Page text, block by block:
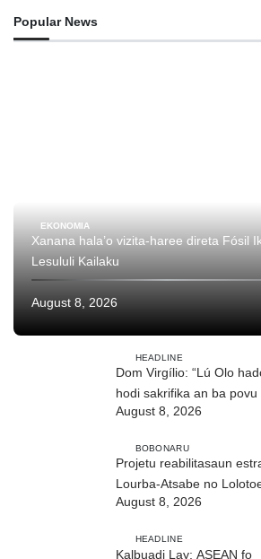
Popular News
EKONOMIA
Xanana hala’o vizita-haree direta Fósil
Lesululi Kailaku
August 8, 2026
HEADLINE
Dom Virgílio: “Lú Olo
hodi sakrifika an ba povu
ho fuan”
August 8, 2026
BOBONARU
Projetu reabilitasaun
Lourba-Atsabe no Lolotoe
vistu tribunál
August 8, 2026
HEADLINE
Kalbuadi Lay: ASEAN fo